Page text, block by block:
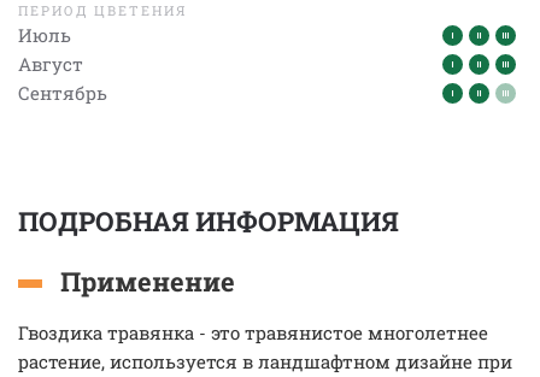
ПЕРИОД ЦВЕТЕНИЯ
Июль
Август
Сентябрь
ПОДРОБНАЯ ИНФОРМАЦИЯ
Применение
Гвоздика травянка - это травянистое многолетнее
растение, используется в ландшафтном дизайне при